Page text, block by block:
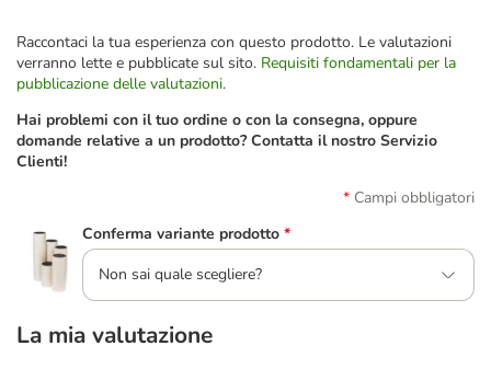
Raccontaci la tua esperienza con questo prodotto. Le valutazioni
verranno lette e pubblicate sul sito. Requisiti fondamentali per la
pubblicazione delle valutazioni.
Hai problemi con il tuo ordine o con la consegna, oppure
domande relative a un prodotto? Contatta il nostro Servizio
Clienti!
Campi obbligatori
Conferma variante prodotto *
Non sai quale scegliere?
La mia valutazione